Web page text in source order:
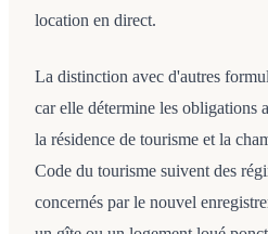
location en direct.
La distinction avec d'autres
car elle détermine les obligations
la résidence de tourisme et la
Code du tourisme suivent des
concernés par le nouvel